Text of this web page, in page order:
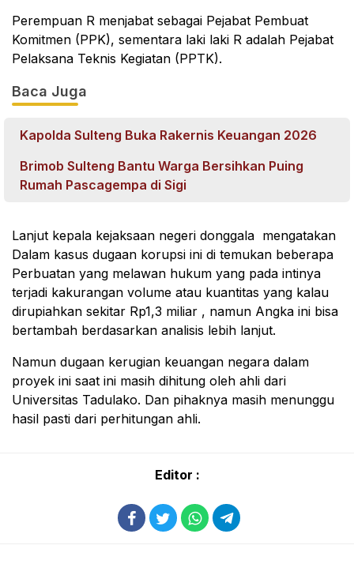
Perempuan R menjabat sebagai Pejabat Pembuat
Komitmen (PPK), sementara laki laki R adalah Pejabat
Pelaksana Teknis Kegiatan (PPTK).
Baca Juga
Kapolda Sulteng Buka Rakernis Keuangan 2026
Brimob Sulteng Bantu Warga Bersihkan Puing
Rumah Pascagempa di Sigi
Lanjut kepala kejaksaan negeri donggala mengatakan
Dalam kasus dugaan korupsi ini di temukan beberapa
Perbuatan yang melawan hukum yang pada intinya
terjadi kakurangan volume atau kuantitas yang kalau
dirupiahkan sekitar Rp1,3 miliar , namun Angka ini bisa
bertambah berdasarkan analisis lebih lanjut.
Namun dugaan kerugian keuangan negara dalam
proyek ini saat ini masih dihitung oleh ahli dari
Universitas Tadulako. Dan pihaknya masih menunggu
hasil pasti dari perhitungan ahli.
Editor :